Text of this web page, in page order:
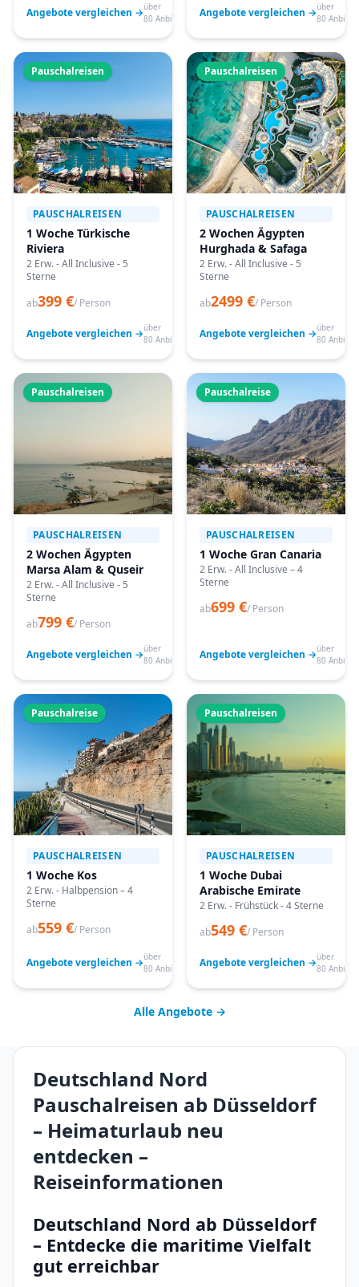
Angebote vergleichen →über
80 Anbieter
Angebote vergleichen →über
80
Pauschalreisen
PAUSCHALREISEN
1 Woche Türkische
Riviera
2 Erw. - All Inclusive - 5
Sterne
ab399 €/ Person
Angebote vergleichen →über
80 Anbieter
Pauschalreisen
PAUSCHALREISEN
2 Wochen Ägypten
Hurghada & Safaga
2 Erw. - All Inclusive - 5
Sterne
ab2499 €/ Person
Angebote vergleichen →über
80
Pauschalreisen
PAUSCHALREISEN
2 Wochen Ägypten
Marsa Alam & Quseir
2 Erw. - All Inclusive - 5
Sterne
ab799 €/ Person
Angebote vergleichen →über
80 Anbieter
Pauschalreise
PAUSCHALREISEN
1 Woche Gran Canaria
2 Erw. - All Inclusive – 4
Sterne
ab699 €/ Person
Angebote vergleichen →über
80
Pauschalreise
PAUSCHALREISEN
1 Woche Kos
2 Erw. - Halbpension – 4
Sterne
ab559 €/ Person
Angebote vergleichen →über
80 Anbieter
Pauschalreisen
PAUSCHALREISEN
1 Woche Dubai
Arabische Emirate
2 Erw. - Frühstück - 4 Sterne
ab549 €/ Person
Angebote vergleichen →über
80
Alle Angebote →
Deutschland Nord
Pauschalreisen ab Düsseldorf
– Heimaturlaub neu
entdecken –
Reiseinformationen
Deutschland Nord ab Düsseldorf
– Entdecke die maritime Vielfalt
gut erreichbar